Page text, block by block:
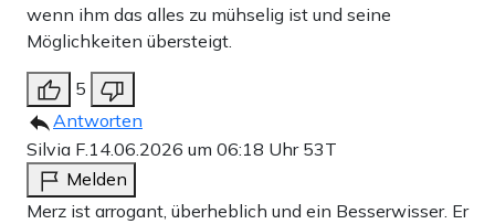
wenn ihm das alles zu mühselig ist und seine
Möglichkeiten übersteigt.
5
Antworten
Silvia F. 14.06.2026 um 06:18 Uhr 53T
Melden
Merz ist arrogant, überheblich und ein Besserwisser. Er